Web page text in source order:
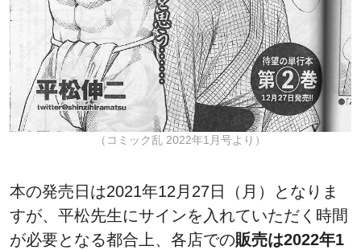
（コミック乱 2022年1月号より）
本の発売日は2021年12月27日（月）となりま
すが、平松先生にサインを入れていただく時間
が必要となる都合上、各店での販売は2022年1